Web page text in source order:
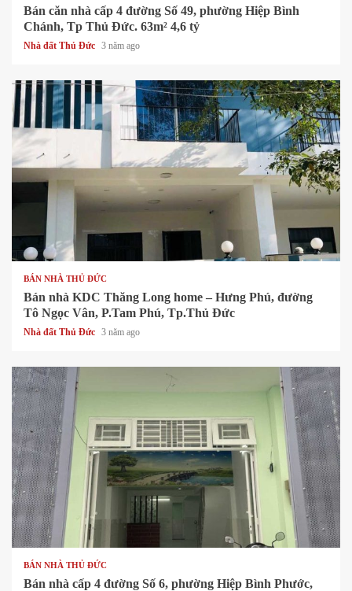
Bán căn nhà cấp 4 đường Số 49, phường Hiệp Bình
Chánh, Tp Thủ Đức. 63m² 4,6 tỷ
Nhà đất Thủ Đức 3 năm ago
1 min read
BÁN NHÀ THỦ ĐỨC
Bán nhà KDC Thăng Long home – Hưng Phú, đường
Tô Ngọc Vân, P.Tam Phú, Tp.Thủ Đức
Nhà đất Thủ Đức 3 năm ago
1 min read
BÁN NHÀ THỦ ĐỨC
Bán nhà cấp 4 đường Số 6, phường Hiệp Bình Phước,